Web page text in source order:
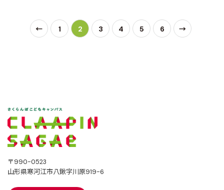
← 1 2 3 4 5 6 →
〒990-0523
山形県寒河江市八鍬字川原919-6